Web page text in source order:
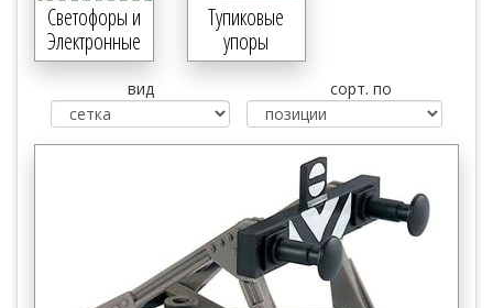
Светофоры и
Электронные
компоненты
Тупиковые
упоры
вид сорт. по